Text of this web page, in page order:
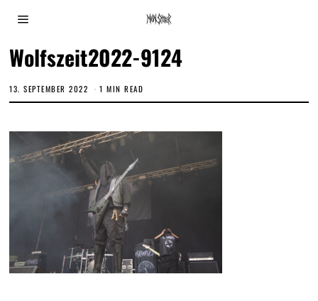
Wolfszeit2022-9124
13. SEPTEMBER 2022 1 MIN READ